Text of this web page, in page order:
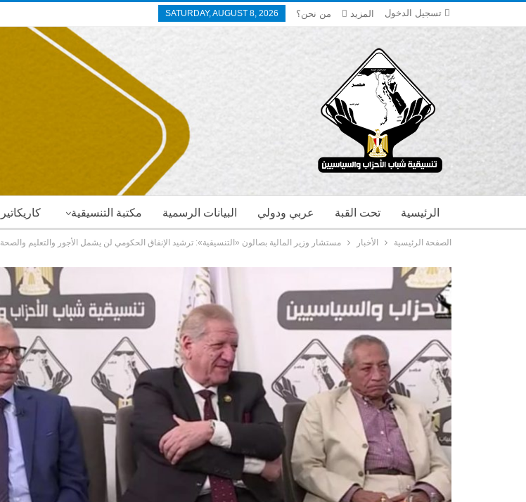
تسجيل الدخول SATURDAY, AUGUST 8, 2026 من نحن؟ المزيد
كاريكاتير مكتبة التنسيقية البيانات الرسمية عربي ودولي تحت القبة الرئيسية
الصفحة الرئيسية الأخبار مستشار وزير المالية بصالون «التنسيقية»: ترشيد الإنفاق الحكومي لن يشمل الأجور والتعليم والصحة